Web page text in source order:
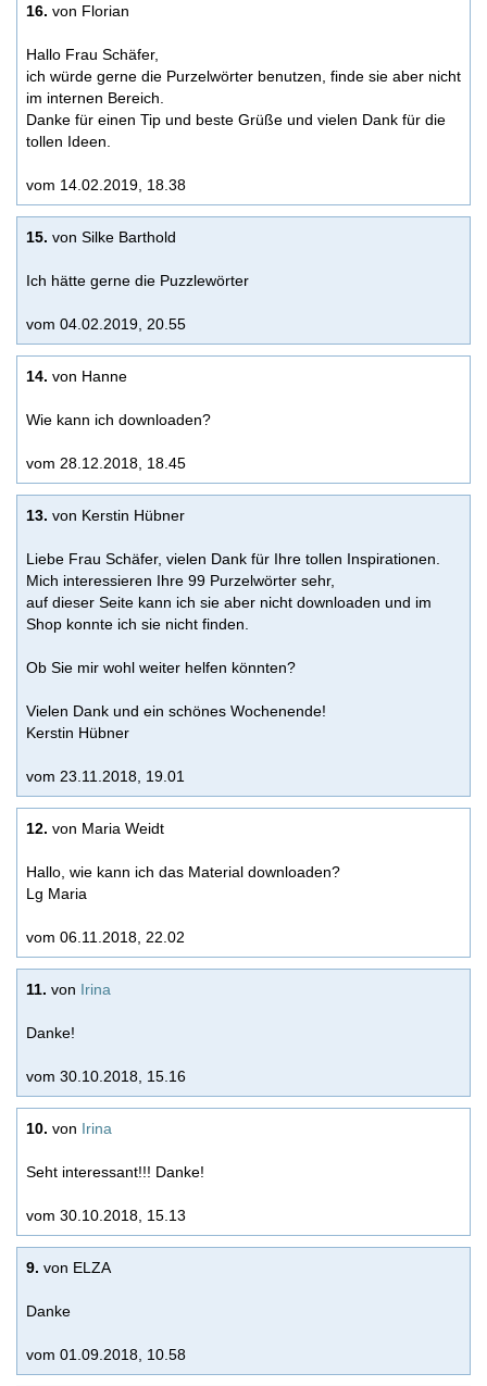
16. von Florian
Hallo Frau Schäfer,
ich würde gerne die Purzelwörter benutzen, finde sie aber nicht
im internen Bereich.
Danke für einen Tip und beste Grüße und vielen Dank für die
tollen Ideen.
vom 14.02.2019, 18.38
15. von Silke Barthold
Ich hätte gerne die Puzzlewörter
vom 04.02.2019, 20.55
14. von Hanne
Wie kann ich downloaden?
vom 28.12.2018, 18.45
13. von Kerstin Hübner
Liebe Frau Schäfer, vielen Dank für Ihre tollen Inspirationen.
Mich interessieren Ihre 99 Purzelwörter sehr,
auf dieser Seite kann ich sie aber nicht downloaden und im
Shop konnte ich sie nicht finden.
Ob Sie mir wohl weiter helfen könnten?
Vielen Dank und ein schönes Wochenende!
Kerstin Hübner
vom 23.11.2018, 19.01
12. von Maria Weidt
Hallo, wie kann ich das Material downloaden?
Lg Maria
vom 06.11.2018, 22.02
11. von Irina
Danke!
vom 30.10.2018, 15.16
10. von Irina
Seht interessant!!! Danke!
vom 30.10.2018, 15.13
9. von ELZA
Danke
vom 01.09.2018, 10.58